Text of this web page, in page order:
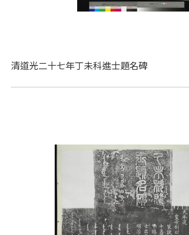
清道光二十七年丁未科進士題名碑